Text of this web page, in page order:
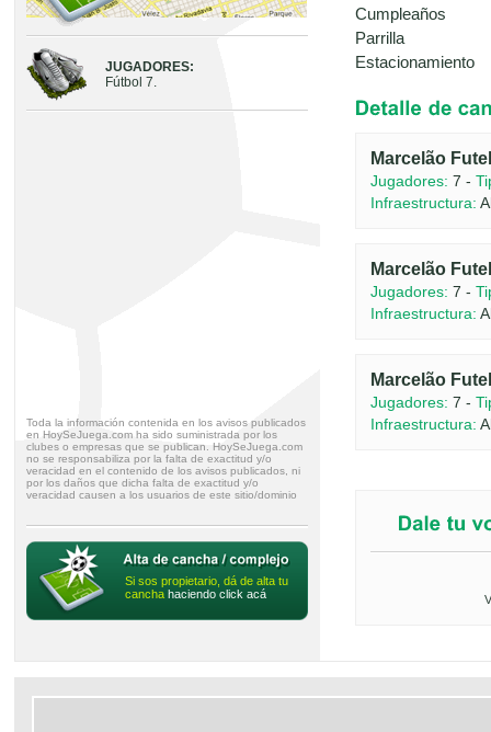
JUGADORES:
Fútbol 7.
Toda la información contenida en los avisos publicados
en HoySeJuega.com ha sido suministrada por los
clubes o empresas que se publican. HoySeJuega.com
no se responsabiliza por la falta de exactitud y/o
veracidad en el contenido de los avisos publicados, ni
por los daños que dicha falta de exactitud y/o
veracidad causen a los usuarios de este sitio/dominio
Si sos propietario, dá de alta tu
cancha haciendo click acá
Cumpleaños
Parrilla
Estacionamiento
Marcelão
Jugadores: 7 -
Infraestructura:
Marcelão
Jugadores: 7 -
Infraestructura:
Marcelão
Jugadores: 7 -
Infraestructura: